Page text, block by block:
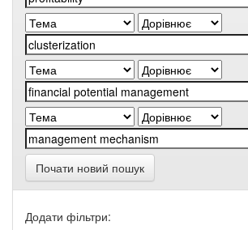
Почати новий пошук
Додати фільтри: